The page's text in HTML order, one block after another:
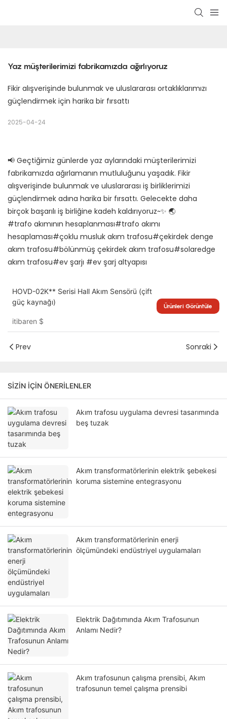
Yaz müşterilerimizi fabrikamızda ağırlıyoruz
Fikir alışverişinde bulunmak ve uluslararası ortaklıklarımızı
güçlendirmek için harika bir fırsattı
2025-04-24
📢 Geçtiğimiz günlerde yaz aylarındaki müşterilerimizi
fabrikamızda ağırlamanın mutluluğunu yaşadık. Fikir
alışverişinde bulunmak ve uluslararası iş birliklerimizi
güçlendirmek adına harika bir fırsattı. Gelecekte daha
birçok başarılı iş birliğine kadeh kaldırıyoruz~✨ 🌏
#trafo akımının hesaplanması#trafo akımı
hesaplaması#çoklu musluk akım trafosu#çekirdek denge
akım trafosu#bölünmüş çekirdek akım trafosu#solaredge
akım trafosu#ev şarjı #ev şarj altyapısı
HOVD-02K** Serisi Hall Akım Sensörü (çift
güç kaynağı)
itibaren $
Ürünleri Görüntüle
Prev Sonraki
SIZIN IÇIN ÖNERILENLER
Akım trafosu uygulama devresi tasarımında
beş tuzak
Akım transformatörlerinin elektrik şebekesi
koruma sistemine entegrasyonu
Akım transformatörlerinin enerji
ölçümündeki endüstriyel uygulamaları
Elektrik Dağıtımında Akım Trafosunun
Anlamı Nedir?
Akım trafosunun çalışma prensibi, Akım
trafosunun temel çalışma prensibi